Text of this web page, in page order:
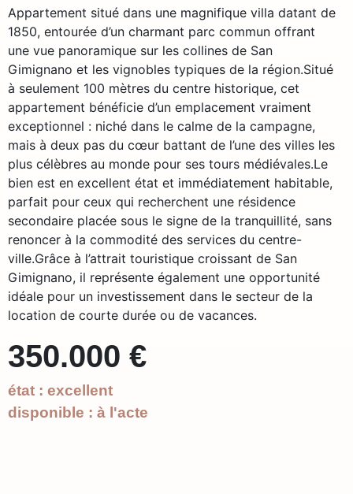
Appartement situé dans une magnifique villa datant de
1850, entourée d’un charmant parc commun offrant
une vue panoramique sur les collines de San
Gimignano et les vignobles typiques de la région.Situé
à seulement 100 mètres du centre historique, cet
appartement bénéficie d’un emplacement vraiment
exceptionnel : niché dans le calme de la campagne,
mais à deux pas du cœur battant de l’une des villes les
plus célèbres au monde pour ses tours médiévales.Le
bien est en excellent état et immédiatement habitable,
parfait pour ceux qui recherchent une résidence
secondaire placée sous le signe de la tranquillité, sans
renoncer à la commodité des services du centre-
ville.Grâce à l’attrait touristique croissant de San
Gimignano, il représente également une opportunité
idéale pour un investissement dans le secteur de la
location de courte durée ou de vacances.
350.000 €
état : excellent
disponible : à l'acte